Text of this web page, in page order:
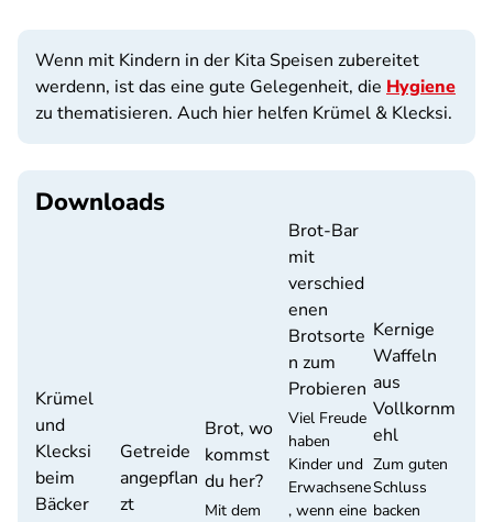
Wenn mit Kindern in der Kita Speisen zubereitet
werdenn, ist das eine gute Gelegenheit, die Hygiene
zu thematisieren. Auch hier helfen Krümel & Klecksi.
Downloads
Krümel
und
Klecksi
beim
Bäcker
Getreide
angepflan
zt
Brot, wo
kommst
du her?
Mit dem
Brot-Bar
mit
verschied
enen
Brotsorte
n zum
Probieren
Viel Freude
haben
Kinder und
Erwachsene
, wenn eine
Kernige
Waffeln
aus
Vollkornm
ehl
Zum guten
Schluss
backen